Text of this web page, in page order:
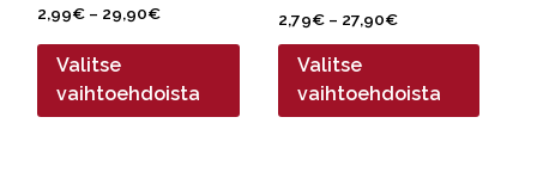
2,99€ – 29,90€Hintaluokka:
29,90€
Valitse
vaihtoehdoista
2,79€ – 27,90€Hintaluokka:
2,79€
27,90€
Valitse
vaihtoehdoista